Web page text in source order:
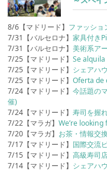
8/6【マドリード】 ファッショ
7/31【バルセロナ】家具付き
7/31【バルセロナ】美術系ア
7/25【マドリード】Se
7/25【マドリード】 シェアハ
7/25【マドリード】Oferta de
7/24【マドリード】今話題の
催)
7/24【マドリード】寿司を握
7/22【マラガ】We’re
7/20【マラガ】 お茶・情報交
7/17【マドリード】 国際交流
7/15【マドリード】高級寿司
7/14【マドリード】 シェアハ